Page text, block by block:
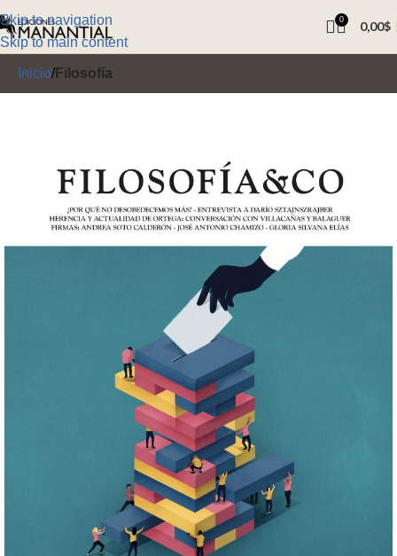
Skip to navigation
Skip to main content
0 0,00$
Inicio Filosofía